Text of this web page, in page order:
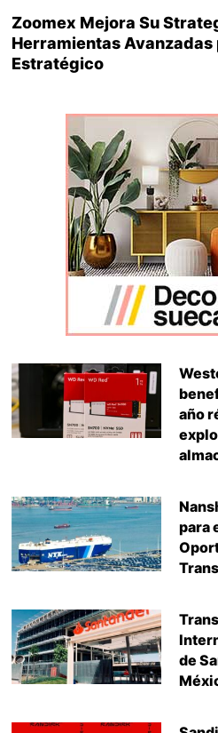
Zoomex Mejora Su
Herramientas Avanzadas
Estratégico
año
para
de